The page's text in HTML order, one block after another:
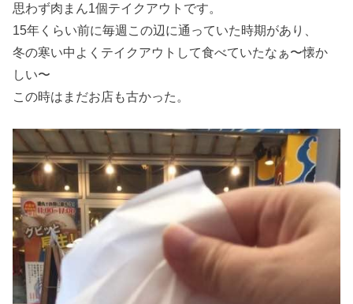
思わず肉まん1個テイクアウトです。
15年くらい前に毎週この辺に通っていた時期があり、
冬の寒い中よくテイクアウトして食べていたなぁ〜懐か
しい〜
この時はまだお店も古かった。